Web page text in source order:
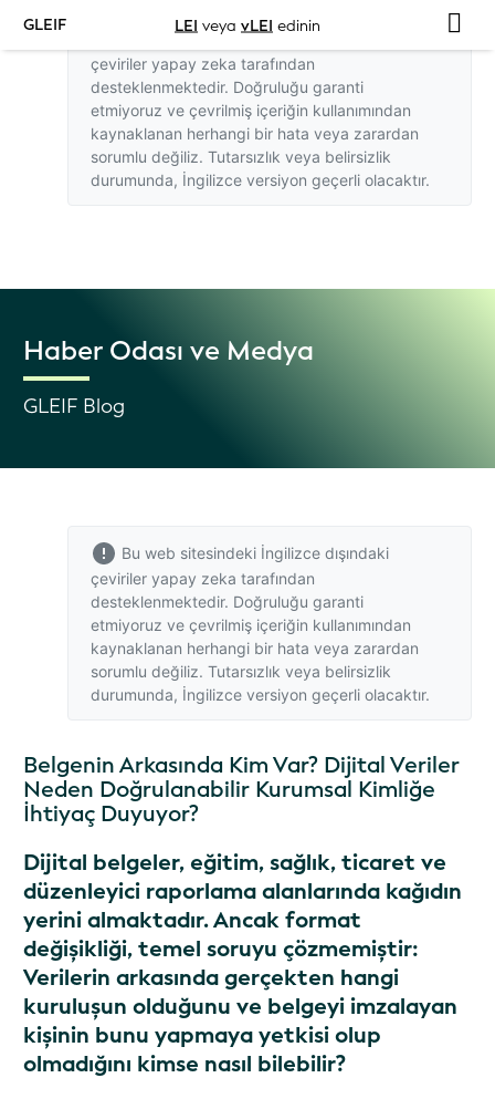
GLEIF LEI veya vLEI edinin
Bu web sitesindeki İngilizce dışındaki
çeviriler yapay zeka tarafından
desteklenmektedir. Doğruluğu garanti
etmiyoruz ve çevrilmiş içeriğin kullanımından
kaynaklanan herhangi bir hata veya zarardan
sorumlu değiliz. Tutarsızlık veya belirsizlik
durumunda, İngilizce versiyon geçerli olacaktır.
Haber Odası ve Medya
GLEIF Blog
Bu web sitesindeki İngilizce dışındaki
çeviriler yapay zeka tarafından
desteklenmektedir. Doğruluğu garanti
etmiyoruz ve çevrilmiş içeriğin kullanımından
kaynaklanan herhangi bir hata veya zarardan
sorumlu değiliz. Tutarsızlık veya belirsizlik
durumunda, İngilizce versiyon geçerli olacaktır.
Belgenin Arkasında Kim Var? Dijital Veriler
Neden Doğrulanabilir Kurumsal Kimliğe
İhtiyaç Duyuyor?
Dijital belgeler, eğitim, sağlık, ticaret ve
düzenleyici raporlama alanlarında kağıdın
yerini almaktadır. Ancak format
değişikliği, temel soruyu çözmemiştir:
Verilerin arkasında gerçekten hangi
kuruluşun olduğunu ve belgeyi imzalayan
kişinin bunu yapmaya yetkisi olup
olmadığını kimse nasıl bilebilir?